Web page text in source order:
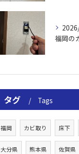
タグ Tags
福岡 カビ取り 床下
大分県 熊本県 佐賀県